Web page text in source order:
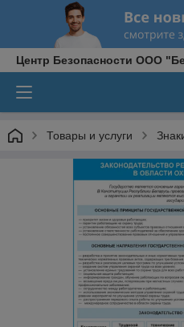
Центр Безопасности ООО
Товары и услуги